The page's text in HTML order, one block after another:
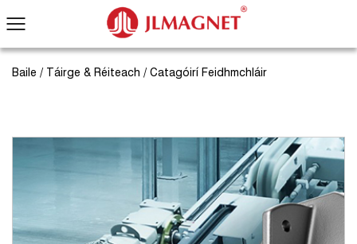
Baile / Táirge & Réiteach / Catagóirí Feidhmchláir